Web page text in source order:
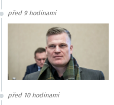
před 9 hodinami
před 10 hodinami